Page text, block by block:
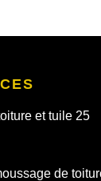
et tuile 25
de